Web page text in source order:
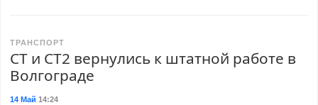
ТРАНСПОРТ
СТ и СТ2 вернулись к штатной работе в
Волгограде
14 Май 14:24